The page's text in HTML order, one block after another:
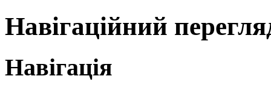
Навігаційний
Навігація